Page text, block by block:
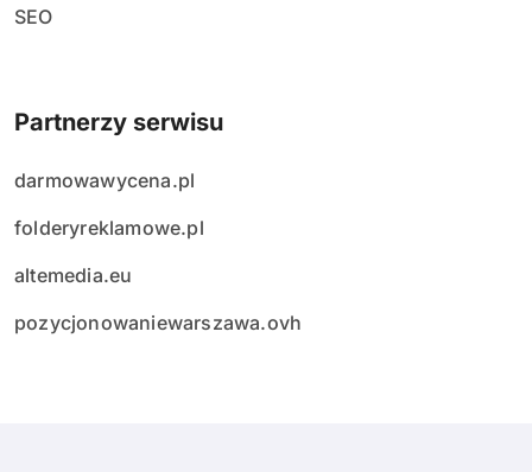
SEO
Partnerzy serwisu
darmowawycena.pl
folderyreklamowe.pl
altemedia.eu
pozycjonowaniewarszawa.ovh